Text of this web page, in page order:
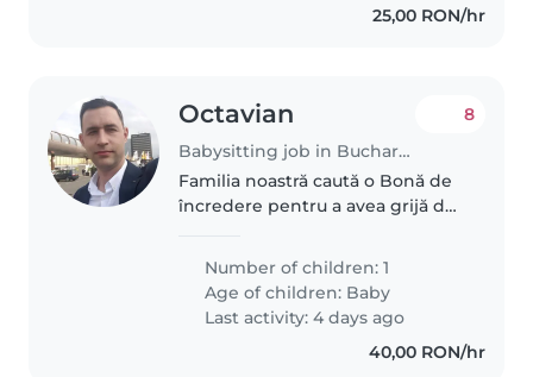
25,00 RON/hr
Octavian
Babysitting job in Bucharest
8
Familia noastră caută o Bonă de
încredere pentru a avea grijă de
cineva care vorbește românește
și se simte bine în prezența unei
pisici persane. Vă rugăm..
Number of children: 1
Age of children: Baby
Last activity: 4 days ago
40,00 RON/hr